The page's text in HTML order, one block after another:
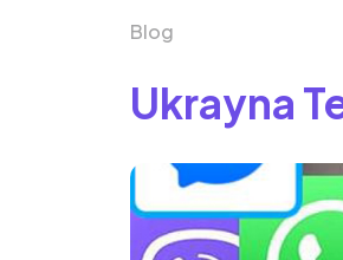
Blog
Ukrayna